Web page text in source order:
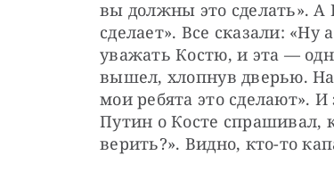
вы должны это сделать». А
сделает». Все сказали:
уважать Костю, и эта —
вышел, хлопнув дверью. На
мои ребята это сделают».
Путин о Косте спрашивал,
верить?». Видно, кто-то